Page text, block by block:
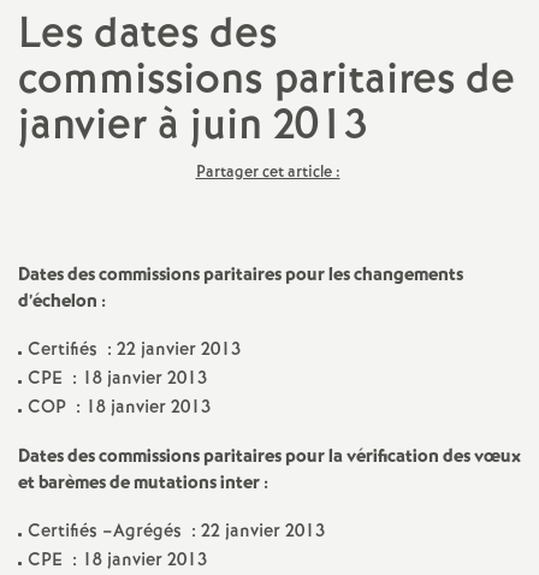
t
t
n
Les dates des
commissions paritaires de
janvier à juin 2013
Partager cet article :
Dates des commissions paritaires pour les changements
d’échelon :
Certifiés : 22 janvier 2013
CPE : 18 janvier 2013
COP : 18 janvier 2013
Dates des commissions paritaires pour la vérification des vœux
et barèmes de mutations inter :
Certifiés –Agrégés : 22 janvier 2013
CPE : 18 janvier 2013